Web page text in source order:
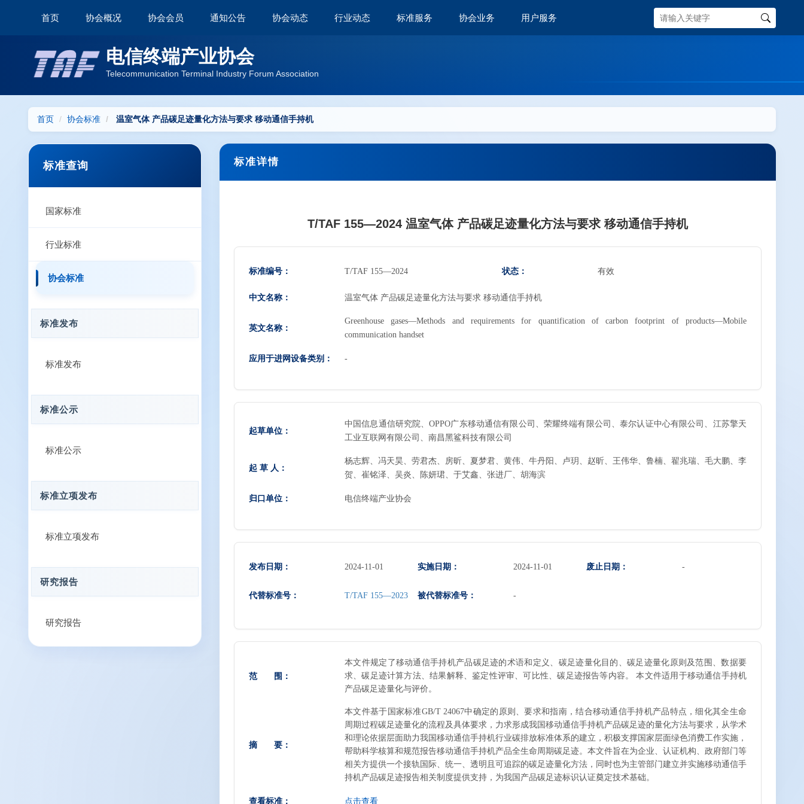
首页 协会概况 协会会员 通知公告 协会动态 行业动态 标准服务 协会业务 用户服务
电信终端产业协会
Telecommunication Terminal Industry Forum Association
首页 协会标准 温室气体 产品碳足迹量化方法与要求 移动通信手持机
标准查询
国家标准
行业标准
协会标准
标准发布
标准发布
标准公示
标准公示
标准立项发布
标准立项发布
研究报告
研究报告
标准详情
T/TAF 155—2024 温室气体 产品碳足迹量化方法与要求 移动通信手持机
标准编号： T/TAF 155—2024 状态： 有效
中文名称： 温室气体 产品碳足迹量化方法与要求 移动通信手持机
英文名称：
Greenhouse gases—Methods and requirements for quantification of carbon footprint of products—Mobile
communication handset
应用于进网设备类别： -
起草单位：
中国信息通信研究院、OPPO广东移动通信有限公司、荣耀终端有限公司、泰尔认证中心有限公司、江苏擎天
工业互联网有限公司、南昌黑鲨科技有限公司
起 草 人：
杨志辉、冯天昊、劳君杰、房昕、夏梦君、黄伟、牛丹阳、卢玥、赵昕、王伟华、鲁楠、翟兆瑞、毛大鹏、李
贺、崔铭泽、吴炎、陈妍珺、于艾鑫、张进厂、胡海滨
归口单位： 电信终端产业协会
发布日期： 2024-11-01 实施日期： 2024-11-01 废止日期： -
代替标准号： T/TAF 155—2023 被代替标准号： -
范 围：
本文件规定了移动通信手持机产品碳足迹的术语和定义、碳足迹量化目的、碳足迹量化原则及范围、数据要
求、碳足迹计算方法、结果解释、鉴定性评审、可比性、碳足迹报告等内容。 本文件适用于移动通信手持机
产品碳足迹量化与评价。
摘 要：
本文件基于国家标准GB/T 24067中确定的原则、要求和指南，结合移动通信手持机产品特点，细化其全生命
周期过程碳足迹量化的流程及具体要求，力求形成我国移动通信手持机产品碳足迹的量化方法与要求，从学术
和理论依据层面助力我国移动通信手持机行业碳排放标准体系的建立，积极支撑国家层面绿色消费工作实施，
帮助科学核算和规范报告移动通信手持机产品全生命周期碳足迹。本文件旨在为企业、认证机构、政府部门等
相关方提供一个接轨国际、统一、透明且可追踪的碳足迹量化方法，同时也为主管部门建立并实施移动通信手
持机产品碳足迹报告相关制度提供支持，为我国产品碳足迹标识认证奠定技术基础。
查看标准： 点击查看